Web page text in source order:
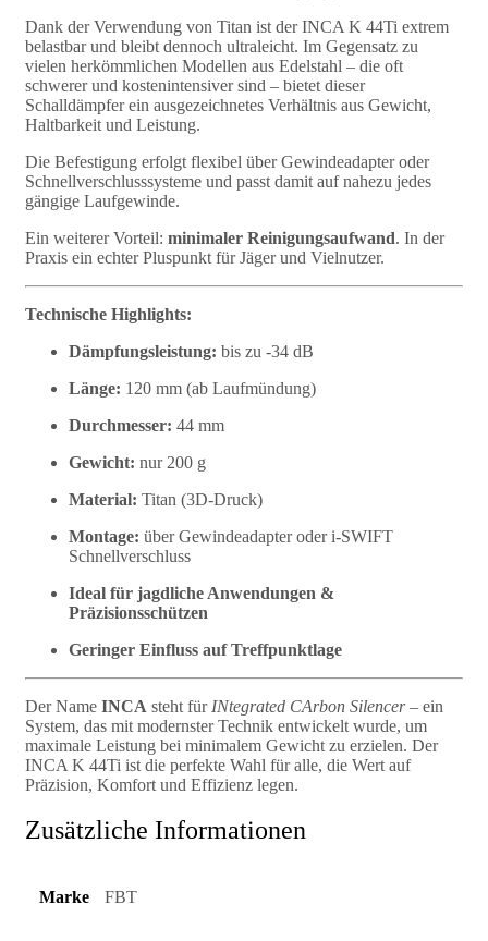
Dank der Verwendung von Titan ist der INCA K 44Ti extrem
belastbar und bleibt dennoch ultraleicht. Im Gegensatz zu
vielen herkömmlichen Modellen aus Edelstahl – die oft
schwerer und kostenintensiver sind – bietet dieser
Schalldämpfer ein ausgezeichnetes Verhältnis aus Gewicht,
Haltbarkeit und Leistung.
Die Befestigung erfolgt flexibel über Gewindeadapter oder
Schnellverschlusssysteme und passt damit auf nahezu jedes
gängige Laufgewinde.
Ein weiterer Vorteil: minimaler Reinigungsaufwand. In der
Praxis ein echter Pluspunkt für Jäger und Vielnutzer.
Technische Highlights:
Dämpfungsleistung: bis zu -34 dB
Länge: 120 mm (ab Laufmündung)
Durchmesser: 44 mm
Gewicht: nur 200 g
Material: Titan (3D-Druck)
Montage: über Gewindeadapter oder i-SWIFT
Schnellverschluss
Ideal für jagdliche Anwendungen &
Präzisionsschützen
Geringer Einfluss auf Treffpunktlage
Der Name INCA steht für INtegrated CArbon Silencer– ein
System, das mit modernster Technik entwickelt wurde, um
maximale Leistung bei minimalem Gewicht zu erzielen. Der
INCA K 44Ti ist die perfekte Wahl für alle, die Wert auf
Präzision, Komfort und Effizienz legen.
Zusätzliche Informationen
Marke FBT